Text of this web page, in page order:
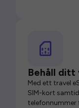
Behåll ditt
Med ett travel
SIM-kort
telefonnummer